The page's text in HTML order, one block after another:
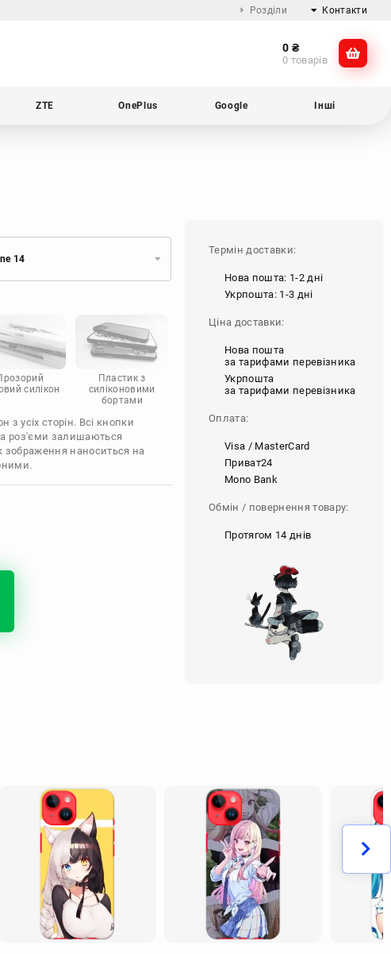
Розділи Контакти
@dikocase
0 ₴
0 товарів
ZTE OnePlus Google Інші
14
силікон
Пластик з
силіконовими
бортами
усіх сторін. Всі кнопки
а роз'єми залишаються
зображення наноситься на
Термін доставки:
Нова пошта: 1-2 дні
Укрпошта: 1-3 дні
Ціна доставки:
Нова пошта
за тарифами перевізника
Укрпошта
за тарифами перевізника
Оплата:
Visa / MasterCard
Приват24
Mono Bank
Обмін / повернення товару:
Протягом 14 днів